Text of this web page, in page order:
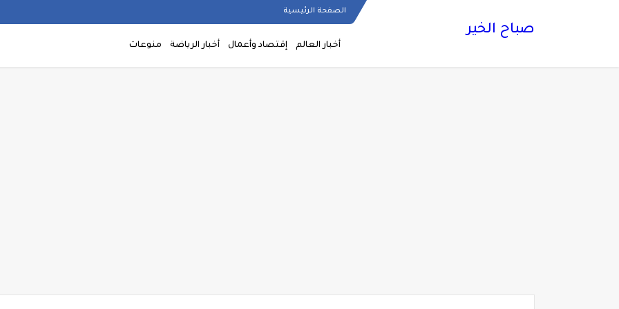
الصفحة الرئيسية
صباح الخير
أخبار العالم إقتصاد وأعمال أخبار الرياضة منوعات